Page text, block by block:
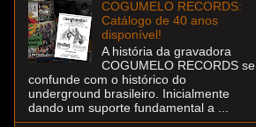
COGUMELO RECORDS:
Catálogo de 40 anos
disponível!
A história da gravadora
COGUMELO RECORDS se
confunde com o histórico do
underground brasileiro. Inicialmente
dando um suporte fundamental a ...